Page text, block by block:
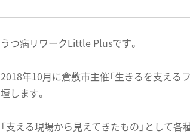
うつ病リワークLittle Plusです。
2018年10月に倉敷市主催「生きるを支える
壇します。
「支える現場から見えてきたもの」として